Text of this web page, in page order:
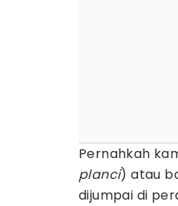
Pernahkah
planci) atau
dijumpai di